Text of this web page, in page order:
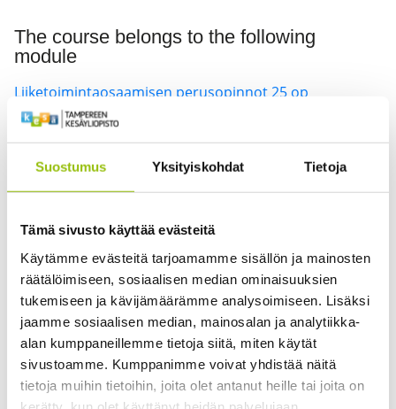
Suostumus Yksityiskohdat Tietoja
Tämä sivusto käyttää evästeitä
Käytämme evästeitä tarjoamamme sisällön ja mainosten
räätälöimiseen, sosiaalisen median ominaisuuksien
tukemiseen ja kävijämäärämme analysoimiseen. Lisäksi
jaamme sosiaalisen median, mainosalan ja analytiikka-
alan kumppaneillemme tietoja siitä, miten käytät
sivustoamme. Kumppanimme voivat yhdistää näitä
tietoja muihin tietoihin, joita olet antanut heille tai joita on
The course belongs to the following
module
Liiketoimintaosaamisen perusopinnot 25 op
Kurssin opetuskieli on suomi, joten kurssin tiedot löytyvät
ainoastaansuomenkieliseltä sivuiltamme
availableonly in Finnish.
Useita opettajia
5